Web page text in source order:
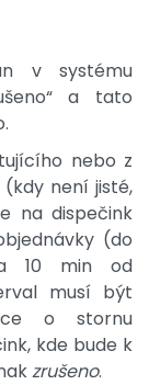
v systému
a tato
nebo z
není jisté,
na dispečink
(do
10 min od
musí být
o stornu
kde bude k
zrušeno.